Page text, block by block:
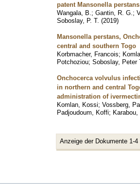
patent Mansonella
Wangala, B. ; Gantin, R. G. ;
Soboslay, P. T. (2019)
Mansonella perstans,
central and southern Togo
Korbmacher, Francois;
Potchoziou; Soboslay, Peter
Onchocerca volvulus
in northern and central
administration of
Komlan, Kossi; Vossberg,
Padjoudoum, Koffi;
Anzeige der Dokumente 1-4